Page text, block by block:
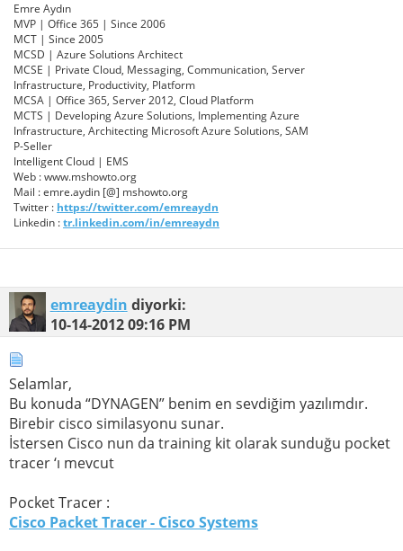
Emre Aydın
MVP | Office 365 | Since 2006
MCT | Since 2005
MCSD | Azure Solutions Architect
MCSE | Private Cloud, Messaging, Communication, Server
Infrastructure, Productivity, Platform
MCSA | Office 365, Server 2012, Cloud Platform
MCTS | Developing Azure Solutions, Implementing Azure
Infrastructure, Architecting Microsoft Azure Solutions, SAM
P-Seller
Intelligent Cloud | EMS
Web : www.mshowto.org
Mail : emre.aydin [@] mshowto.org
Twitter : https://twitter.com/emreaydn
Linkedin :tr.linkedin.com/in/emreaydn
emreaydin diyorki:
10-14-201209:16 PM
Selamlar,
Bu konuda “DYNAGEN” benim en sevdiğim yazılımdır.
Birebir cisco similasyonu sunar.
İstersen Cisco nun da training kit olarak sunduğu pocket
tracer ‘ı mevcut
Pocket Tracer :
Cisco Packet Tracer - Cisco Systems